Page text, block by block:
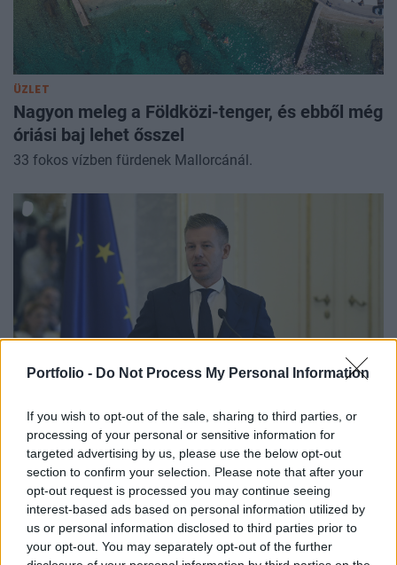
Portfolio - Do Not Process My Personal Information
If you wish to opt-out of the sale, sharing to third parties, or
processing of your personal or sensitive information for
targeted advertising by us, please use the below opt-out
section to confirm your selection. Please note that after your
opt-out request is processed you may continue seeing
interest-based ads based on personal information utilized by
us or personal information disclosed to third parties prior to
your opt-out. You may separately opt-out of the further
ÜZLET
Nagyon meleg a Földközi-tenger, és ebből még
óriási baj lehet ősszel
33 fokos vízben fürdenek Mallorcánál.
GAZDASÁG
Fontos bejelentést tett Magyar Péter: nincs
szükség az önkéntes fogyasztáscsökkentésre
Megvédtük hazánk energiabiztonságát.